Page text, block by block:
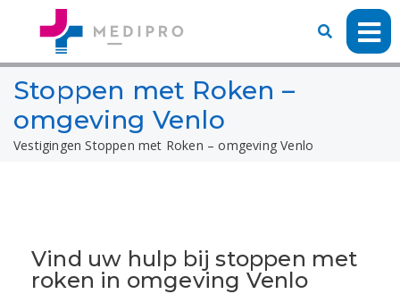
Stoppen met Roken –
omgeving Venlo
Vestigingen Stoppen met Roken – omgeving Venlo
Vind uw hulp bij stoppen met
roken in omgeving Venlo